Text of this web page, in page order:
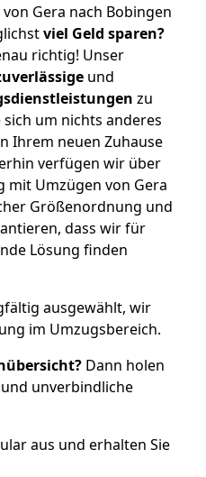
Gera nach Bobingen
viel Geld sparen?
richtig! Unser
und
zu
um nichts anderes
Ihrem neuen Zuhause
verfügen wir über
Umzügen von Gera
Größenordnung und
dass wir für
Lösung finden
ausgewählt, wir
im Umzugsbereich.
Dann holen
unverbindliche
aus und erhalten Sie